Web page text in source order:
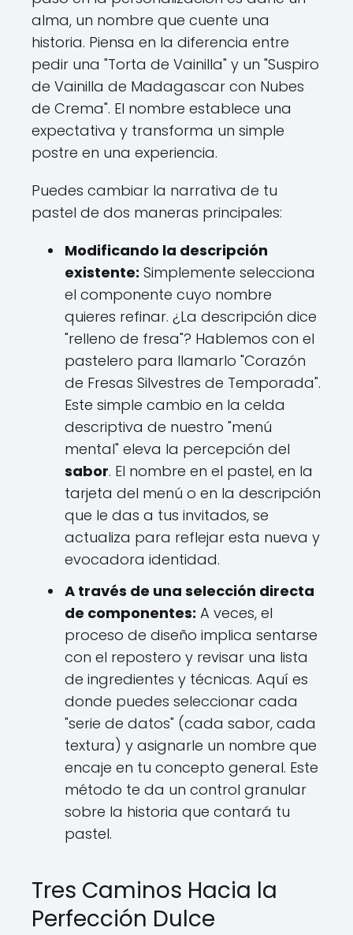
alma, un nombre que cuente una
historia. Piensa en la diferencia entre
pedir una "Torta de Vainilla" y un "Suspiro
de Vainilla de Madagascar con Nubes
de Crema". El nombre establece una
expectativa y transforma un simple
postre en una experiencia.
Puedes cambiar la narrativa de tu
pastel de dos maneras principales:
Modificando la descripción
existente: Simplemente selecciona
el componente cuyo nombre
quieres refinar. ¿La descripción dice
"relleno de fresa"? Hablemos con el
pastelero para llamarlo "Corazón
de Fresas Silvestres de Temporada".
Este simple cambio en la celda
descriptiva de nuestro "menú
mental" eleva la percepción del
sabor. El nombre en el pastel, en la
tarjeta del menú o en la descripción
que le das a tus invitados, se
actualiza para reflejar esta nueva y
evocadora identidad.
A través de una selección directa
de componentes: A veces, el
proceso de diseño implica sentarse
con el repostero y revisar una lista
de ingredientes y técnicas. Aquí es
donde puedes seleccionar cada
"serie de datos" (cada sabor, cada
textura) y asignarle un nombre que
encaje en tu concepto general. Este
método te da un control granular
sobre la historia que contará tu
pastel.
Tres Caminos Hacia la
Perfección Dulce